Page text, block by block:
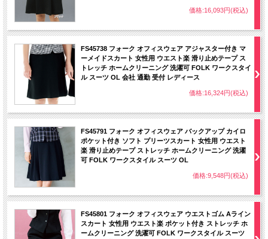
価格:16,093円(税込)
FS45738 フォーク オフィスウェア アジャスター付き マ
ーメイドスカート 女性用 ウエスト楽 滑り止めテープ ス
トレッチ ホームクリーニング 洗濯可 FOLK ワークスタイ
ル スーツ OL 会社 通勤 受付 レディース
価格:16,324円(税込)
FS45791 フォーク オフィスウェア バックアップ カイロ
ポケット付き ソフト プリーツスカート 女性用 ウエスト
楽 滑り止めテープ ストレッチ ホームクリーニング 洗濯
可 FOLK ワークスタイル スーツ OL
価格:9,548円(税込)
FS45801 フォーク オフィスウェア ウエストゴム Aライン
スカート 女性用 ウエスト楽 ポケット付き ストレッチ ホ
ームクリーニング 洗濯可 FOLK ワークスタイル スーツ